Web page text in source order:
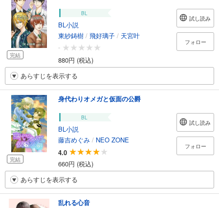
完結
BL
BL小説
東紗鋳樹 / 飛好璃子 / 天宮叶
-
880円 (税込)
試し読み
フォロー
あらすじを表示する
完結
身代わりオメガと仮面の公爵
BL
BL小説
藤吉めぐみ / NEO ZONE
4.0
660円 (税込)
試し読み
フォロー
あらすじを表示する
乱れる心音